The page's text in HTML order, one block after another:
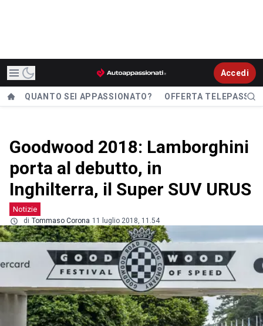
Accedi
QUANTO SEI APPASSIONATO? OFFERTA TELEPASS
Goodwood 2018: Lamborghini
porta al debutto, in
Inghilterra, il Super SUV URUS
Notizie
di Tommaso Corona 11 luglio 2018, 11.54